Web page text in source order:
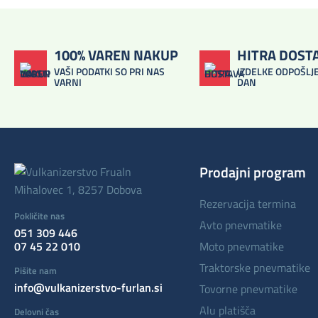
100% VAREN NAKUP
VAŠI PODATKI SO PRI NAS
VARNI
HITRA
IZDELKE
DAN
Mihalovec 1, 8257 Dobova
Pokličite nas
051 309 446
07 45 22 010
Pišite nam
info@vulkanizerstvo-furlan.si
Delovni čas
Prodajni program
rezervacija termina
avto pnevmatike
moto pnevmatike
traktorske pnevmatike
tovorne pnevmatike
alu platišča